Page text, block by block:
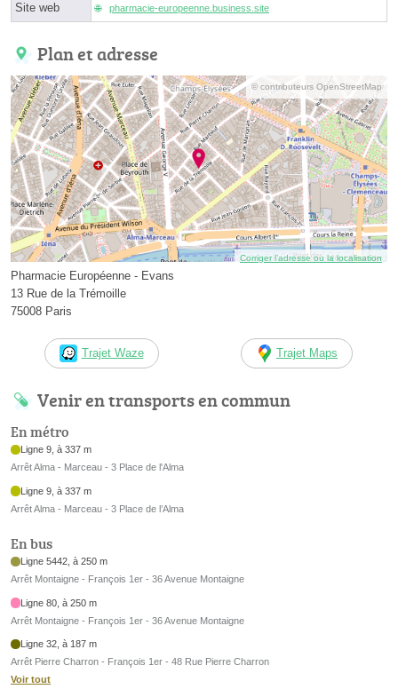
Site web pharmacie-europeenne.business.site
Plan et adresse
© contributeurs OpenStreetMap
Corriger l’adresse ou la localisation
Pharmacie Européenne - Evans
13 Rue de la Trémoille
75008 Paris
Trajet Waze Trajet Maps
Venir en transports en commun
En métro
Ligne 9, à 337 m
Arrêt Alma - Marceau - 3 Place de l'Alma
Ligne 9, à 337 m
Arrêt Alma - Marceau - 3 Place de l’Alma
En bus
Ligne 5442, à 250 m
Arrêt Montaigne - François 1er - 36 Avenue Montaigne
Ligne 80, à 250 m
Arrêt Montaigne - François 1er - 36 Avenue Montaigne
Ligne 32, à 187 m
Arrêt Pierre Charron - François 1er - 48 Rue Pierre Charron
Voir tout